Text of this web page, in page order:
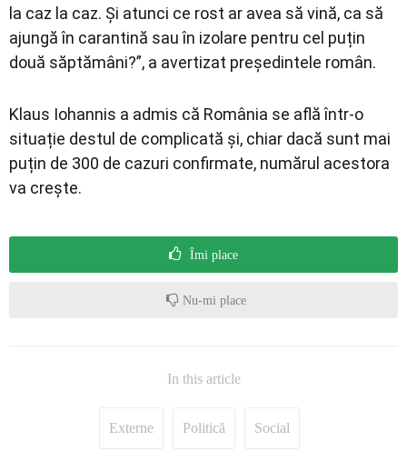
la caz la caz. Și atunci ce rost ar avea să vină, ca să
ajungă în carantină sau în izolare pentru cel puțin
două săptămâni?”, a avertizat președintele român.
Klaus Iohannis a admis că România se află într-o
situație destul de complicată și, chiar dacă sunt mai
puțin de 300 de cazuri confirmate, numărul acestora
va crește.
Îmi place
Nu-mi place
In this article
Externe Politică Social